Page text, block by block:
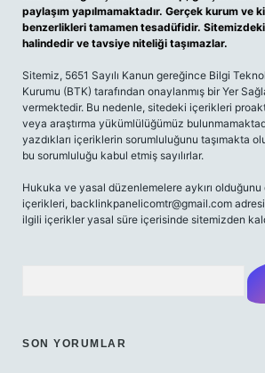
paylaşım yapılmamaktadır. Gerçek kurum ve
benzerlikleri tamamen tesadüfidir.
halindedir ve tavsiye niteliği taşımazlar.
Sitemiz, 5651 Sayılı Kanun gereğince Bilgi
Kurumu (BTK) tarafından onaylanmış bir Yer
vermektedir. Bu nedenle, sitedeki içerikleri
veya araştırma yükümlülüğümüz
yazdıkları içeriklerin sorumluluğunu taşımakta
bu sorumluluğu kabul etmiş sayılırlar.
Hukuka ve yasal düzenlemelere aykırı
içerikleri, backlinkpanelicomtr@gmail.com
ilgili içerikler yasal süre içerisinde sitemizden
SON YORUMLAR